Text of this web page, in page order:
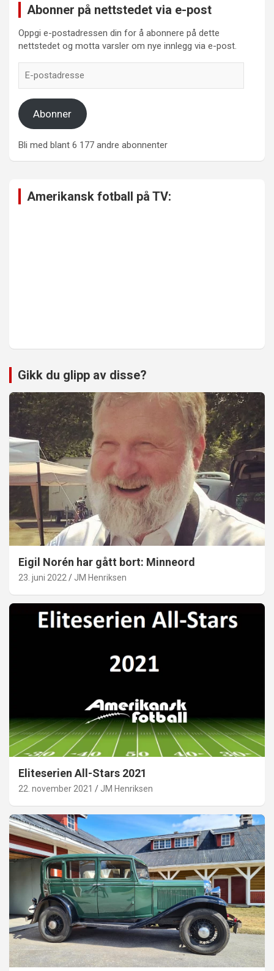
Abonner på nettstedet via e-post
Oppgi e-postadressen din for å abonnere på dette
nettstedet og motta varsler om nye innlegg via e-post.
postadresse
Abonner
Bli med blant 6 177 andre abonnenter
Amerikansk fotball på TV:
Gikk du glipp av disse?
Eigil Norén har gått bort: Minneord
23. juni 2022 JM Henriksen
Eliteserien All-Stars 2021
22. november 2021 JM Henriksen